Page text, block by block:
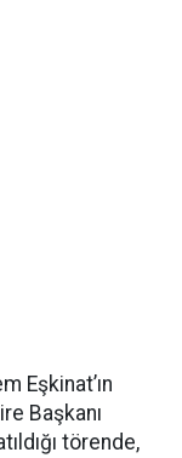
Eşkinat’ın
Başkanı
törende,